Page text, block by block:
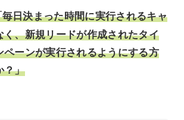
毎日決まった時間に実行されるキャ
く、新規リードが作成されたタイ
ペーンが実行されるようにする方
？」